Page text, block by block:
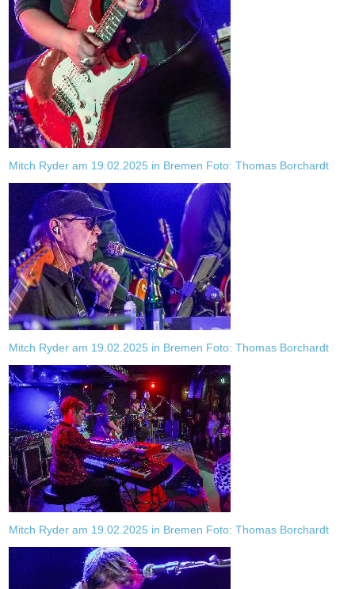
Mitch Ryder am 19.02.2025 in Bremen Foto: Thomas Borchardt
Mitch Ryder am 19.02.2025 in Bremen Foto: Thomas Borchardt
Mitch Ryder am 19.02.2025 in Bremen Foto: Thomas Borchardt